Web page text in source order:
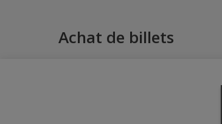
Achat de billets